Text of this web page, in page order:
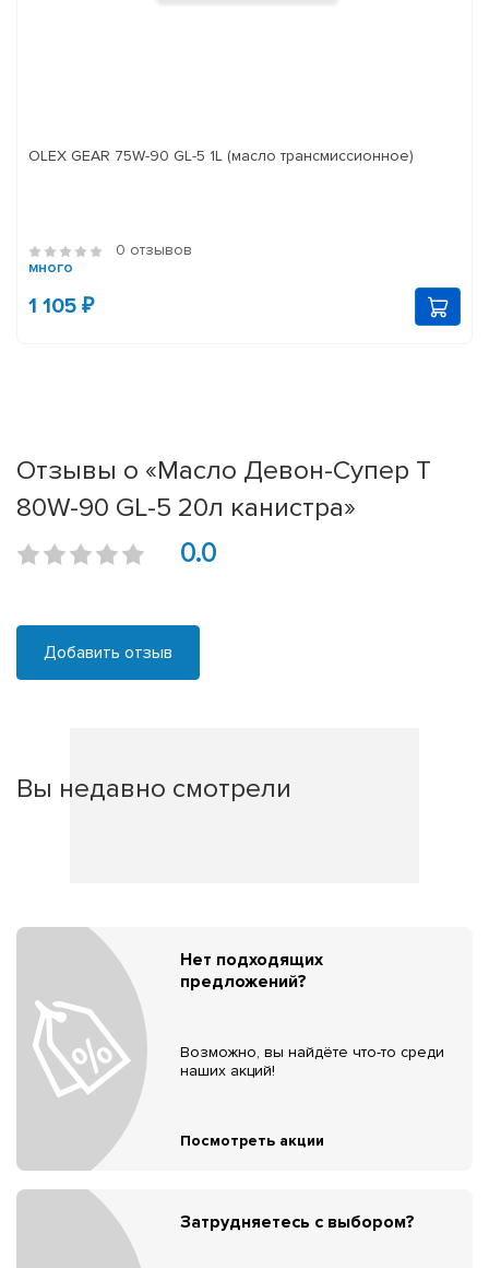
OLEX GEAR 75W-90 GL-5 1L (масло трансмиссионное)
0 отзывов
много
1 105 ₽
Отзывы о «Масло Девон-Супер Т
80W-90 GL-5 20л канистра»
0.0
Добавить отзыв
Вы недавно смотрели
Нет подходящих
предложений?
Возможно, вы найдёте что-то среди
наших акций!
Посмотреть акции
Затрудняетесь с выбором?